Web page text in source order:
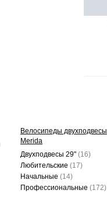
Велосипеды двухподвесы
Merida
Двухподвесы 29" (16)
Любительские (17)
Начальные (14)
Профессиональные (172)